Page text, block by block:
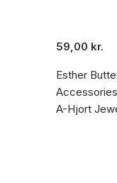
59,00 kr.
Esther
A-Hjort